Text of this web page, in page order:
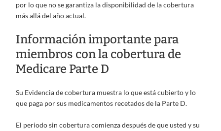
por lo que no se garantiza la disponibilidad de la cobertura
más allá del año actual.
Información importante para
miembros con la cobertura de
Medicare Parte D
Su Evidencia de cobertura muestra lo que está cubierto y lo
que paga por sus medicamentos recetados de la Parte D.
El periodo sin cobertura comienza después de que usted y su